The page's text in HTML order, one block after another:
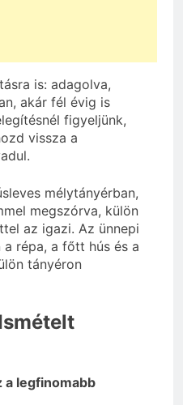
is: adagolva,
akár fél évig is
figyeljünk,
vissza a
mélytányérban,
megszórva, külön
az igazi. Az ünnepi
répa, a főtt hús és a
tányéron
a legfinomabb